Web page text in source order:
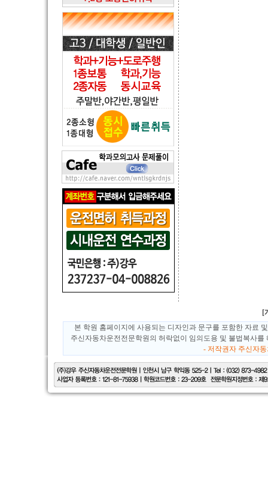
[
본 학원 홈페이지에 사용되는 디자인과 문구를 포함한 자료
주신자동차운전전문학원의 허락없이 임의도용 및 불법복사
- 저작권자 주신자동